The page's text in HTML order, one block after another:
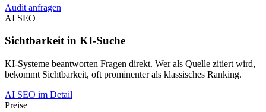
Audit anfragen
AI SEO
Sichtbarkeit in KI-Suche
KI-Systeme beantworten Fragen direkt. Wer als Quelle zitiert wird,
bekommt Sichtbarkeit, oft prominenter als klassisches Ranking.
AI SEO im Detail
Preise